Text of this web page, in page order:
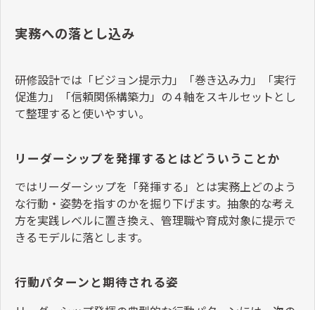
実務への落とし込み
研修設計では「ビジョン提示力」「巻き込み力」「実行
促進力」「信頼関係構築力」の４軸をスキルセットとし
て整理すると使いやすい。
リーダーシップを発揮するとはどういうことか
ではリーダーシップを「発揮する」とは実務上どのよう
な行動・姿勢を指すのかを掘り下げます。抽象的な考え
方を実践レベルに置き換え、管理職や育成対象に提示で
きるモデルに落とします。
行動パターンと期待される姿